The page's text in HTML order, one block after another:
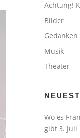
Achtung!
Bilder
Gedanken
Musik
Theater
Wo es
gibt 3. Juli